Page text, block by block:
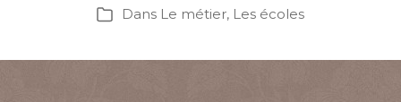
Catégories
Dans Le métier, Les écoles